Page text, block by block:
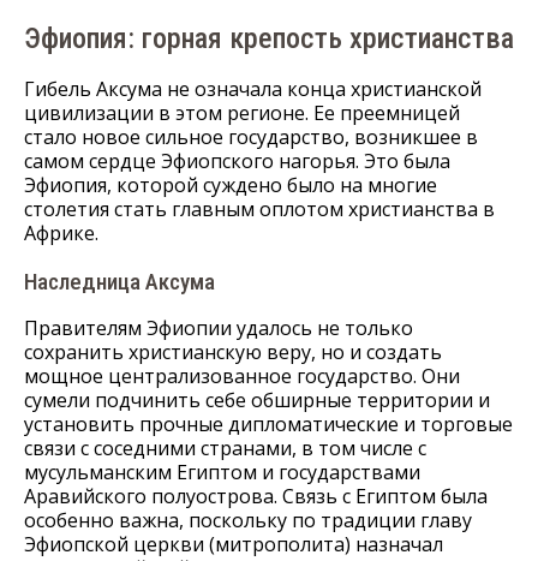
Эфиопия: горная крепость христианства
Гибель Аксума не означала конца христианской
цивилизации в этом регионе. Ее преемницей
стало новое сильное государство, возникшее в
самом сердце Эфиопского нагорья. Это была
Эфиопия, которой суждено было на многие
столетия стать главным оплотом христианства в
Африке.
Наследница Аксума
Правителям Эфиопии удалось не только
сохранить христианскую веру, но и создать
мощное централизованное государство. Они
сумели подчинить себе обширные территории и
установить прочные дипломатические и торговые
связи с соседними странами, в том числе с
мусульманским Египтом и государствами
Аравийского полуострова. Связь с Египтом была
особенно важна, поскольку по традиции главу
Эфиопской церкви (митрополита) назначал